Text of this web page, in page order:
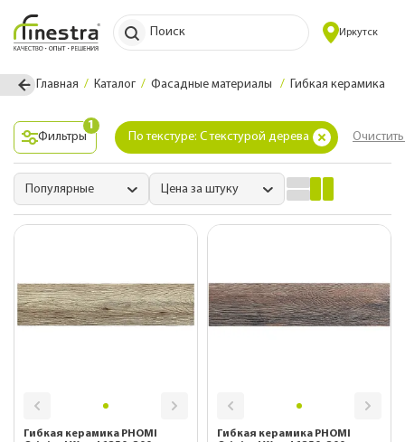
Поиск Иркутск
Главная Каталог Фасадные материалы Гибкая керамика
Фильтры
1
По текстуре: С текстурой дерева
Популярные Цена за штуку
Гибкая керамика PHOMI
Гибкая керамика PHOMI